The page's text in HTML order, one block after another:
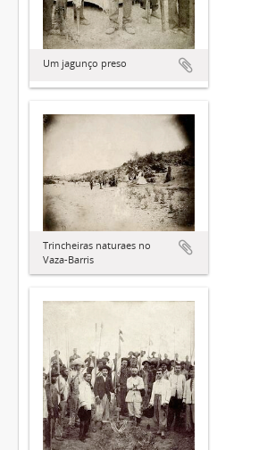
Um jagunço preso
Trincheiras naturaes no
Vaza-Barris